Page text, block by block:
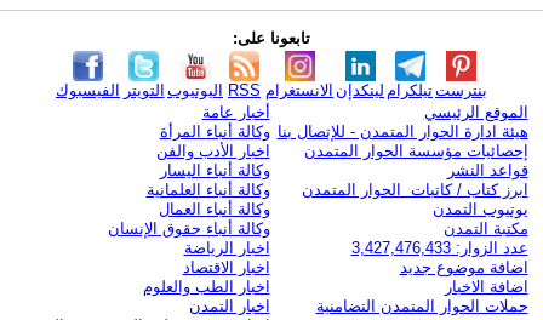
تابعونا على:
الفيسبوك التويتر اليوتيوب RSS الانستغرام لينكدإن تيلكرامبنترست
الموقع الرئيسي
هيئة ادارة الحوار المتمدن - للإتصال بنا
إحصائيات مؤسسة الحوار المتمدن
قواعد النشر
ابرز كتاب / كاتبات الحوار المتمدن
يوتيوب التمدن
مكتبة التمدن
عدد الزوار: 3,427,476,433
اضافة موضوع جديد
اضافة الاخبار
حملات الحوار المتمدن التضامنية
أخبار عامة
وكالة أنباء المرأة
اخبار الأدب والفن
وكالة أنباء اليسار
وكالة أنباء العلمانية
وكالة أنباء العمال
وكالة أنباء حقوق الإنسان
اخبار الرياضة
اخبار الاقتصاد
اخبار الطب والعلوم
اخبار التمدن